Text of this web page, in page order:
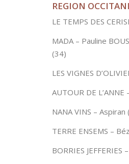
REGION
LE TEMPS DES
MADA – Pauline
(34)
LES VIGNES
AUTOUR DE L’ANNE
NANA VINS – Aspiran
TERRE ENSEMS –
BORRIES JEFFERIES